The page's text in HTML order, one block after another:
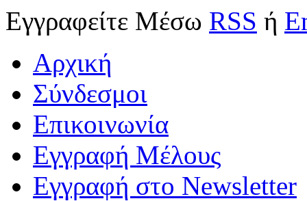
Εγγραφείτε Μέσω RSS ή
Αρχική
Σύνδεσμοι
Επικοινωνία
Εγγραφή Μέλους
Εγγραφή στο Newsletter